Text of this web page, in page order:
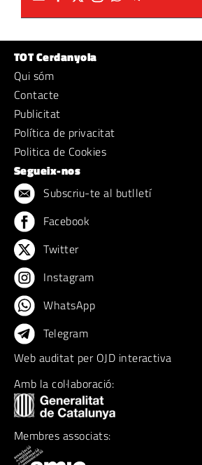
TOT Cerdanyola
Qui sóm
Contacte
Publicitat
Política de privacitat
Politica de Cookies
Segueix-nos
Subscriu-te al butlletí
Facebook
Twitter
Instagram
WhatsApp
Telegram
Web auditat per OJD interactiva
Amb la col·laboració:
Membres associats: